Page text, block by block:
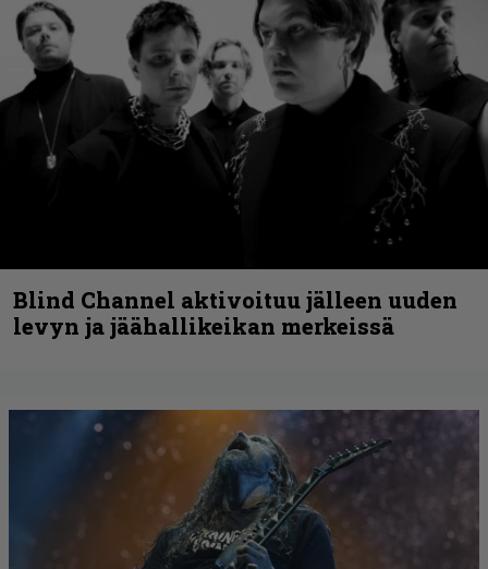
Blind Channel aktivoituu jälleen uuden
levyn ja jäähallikeikan merkeissä